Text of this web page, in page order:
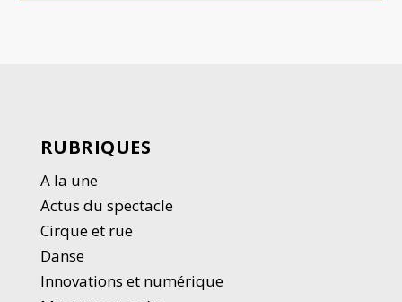
RUBRIQUES
A la une
Actus du spectacle
Cirque et rue
Danse
Innovations et numérique